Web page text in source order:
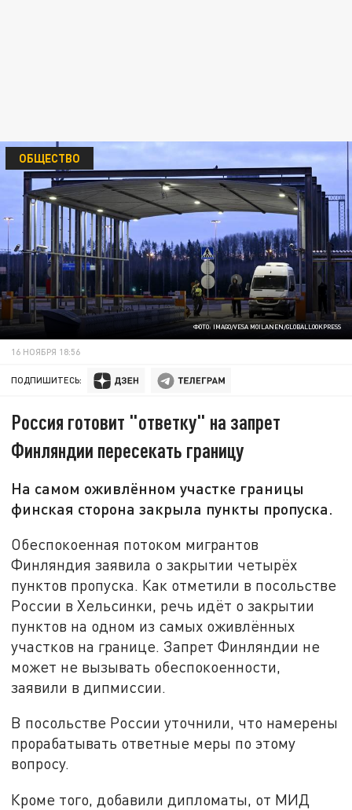
ФОТО: IMAGO/VESA MOILANEN/GLOBALLOOKPRESS
ОБЩЕСТВО
16 НОЯБРЯ 18:56
ПОДПИШИТЕСЬ:
Россия готовит "ответку" на запрет
Финляндии пересекать границу
На самом оживлённом участке границы
финская сторона закрыла пункты пропуска.
Обеспокоенная потоком мигрантов
Финляндия заявила о закрытии четырёх
пунктов пропуска. Как отметили в посольстве
России в Хельсинки, речь идёт о закрытии
пунктов на одном из самых оживлённых
участков на границе. Запрет Финляндии не
может не вызывать обеспокоенности,
заявили в дипмиссии.
В посольстве России уточнили, что намерены
прорабатывать ответные меры по этому
вопросу.
Кроме того, добавили дипломаты, от МИД